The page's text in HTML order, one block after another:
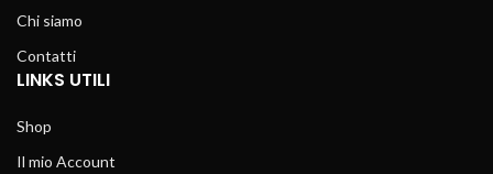
Chi siamo
Contatti
LINKS UTILI
Shop
Il mio Account